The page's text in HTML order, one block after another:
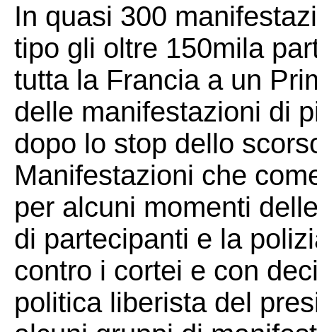
In quasi 300
tipo gli oltre 150mila
tutta la Francia a un
delle manifestazioni di
dopo lo stop dello
Manifestazioni che
per alcuni momenti
di partecipanti e la
contro i cortei e con
politica liberista del